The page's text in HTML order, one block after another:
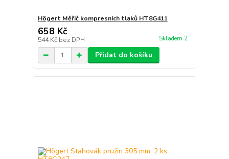
Högert Měřič kompresních tlaků HT8G411
658 Kč
544 Kč bez DPH Skladem 2
Přidat do košíku